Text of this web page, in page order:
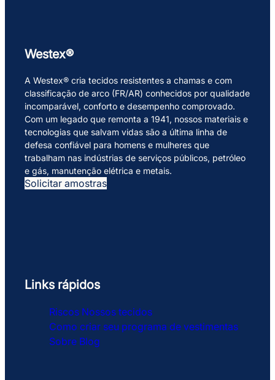
Westex®
A Westex® cria tecidos resistentes a chamas e com
classificação de arco (FR/AR) conhecidos por qualidade
incomparável, conforto e desempenho comprovado.
Com um legado que remonta a 1941, nossos materiais e
tecnologias que salvam vidas são a última linha de
defesa confiável para homens e mulheres que
trabalham nas indústrias de serviços públicos, petróleo
e gás, manutenção elétrica e metais.
Solicitar amostras
Links rápidos
Riscos Nossos tecidos
Como criar seu programa de vestimentas
Sobre Blog